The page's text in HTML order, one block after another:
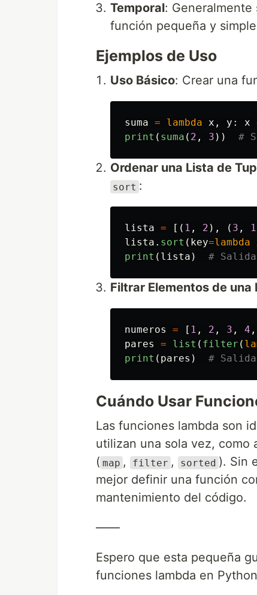
Temporal:
función pequeña y
Ejemplos de Uso
Uso Básico: Crear una
suma = lambda x , y : x
print ( suma ( 2 , 3 ))
Ordenar una Lista de
sort :
lista = [( 1 , 2 ), ( 3 , 1
lista . sort ( key=lambda
print ( lista )
Filtrar Elementos de una
numeros = [ 1 , 2 , 3 , 4 ,
pares
= list ( filter (
print ( pares )
Cuándo Usar
Las funciones lambda son
utilizan una sola vez, como
( map , filter , sorted ). Sin
mejor definir una función
mantenimiento del código.
——
Espero que esta pequeña
funciones lambda en